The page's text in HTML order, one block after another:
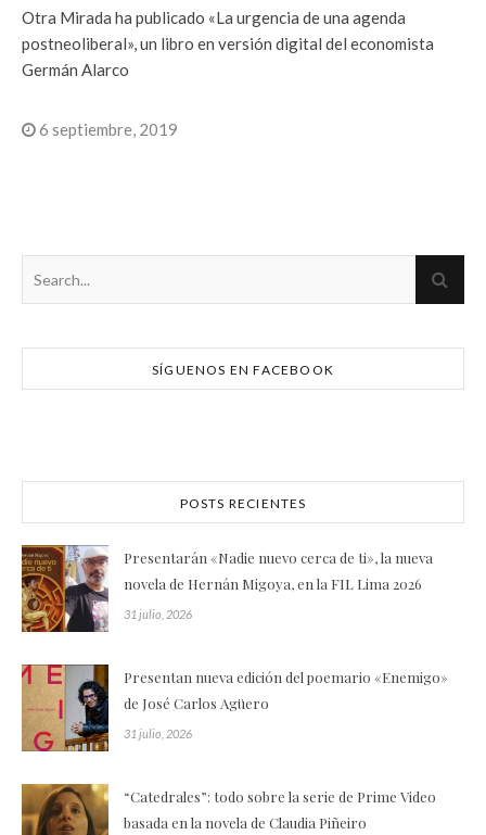
Otra Mirada ha publicado «La urgencia de una agenda
postneoliberal», un libro en versión digital del economista
Germán Alarco
6 septiembre, 2019
SÍGUENOS EN FACEBOOK
POSTS RECIENTES
Presentarán «Nadie nuevo cerca de ti», la nueva
novela de Hernán Migoya, en la FIL Lima 2026
31 julio, 2026
Presentan nueva edición del poemario «Enemigo»
de José Carlos Agüero
31 julio, 2026
“Catedrales”: todo sobre la serie de Prime Video
basada en la novela de Claudia Piñeiro